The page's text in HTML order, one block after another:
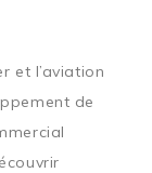
et l’aviation
de